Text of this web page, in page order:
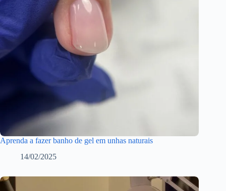
Aprenda a fazer banho de gel em unhas naturais
14/02/2025